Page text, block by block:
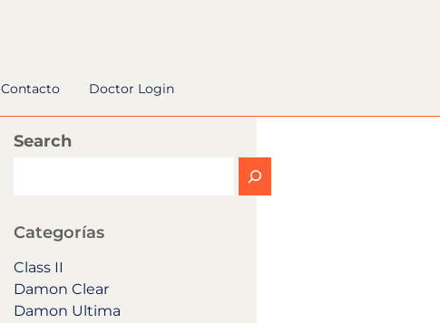
Contacto Doctor Login
Search
Categorías
Class II
Damon Clear
Damon Ultima